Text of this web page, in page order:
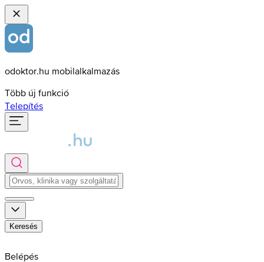
odoktor.hu mobilalkalmazás
Több új funkció
Telepítés
Keresés
Belépés